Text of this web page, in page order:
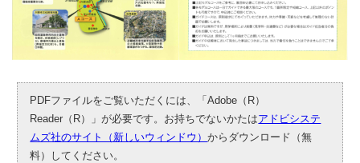
PDFファイルをご覧いただくには、「Adobe（R）
Reader（R）」が必要です。お持ちでないかたはアドビシステ
ムズ社のサイト（新しいウィンドウ）からダウンロード（無
料）してください。